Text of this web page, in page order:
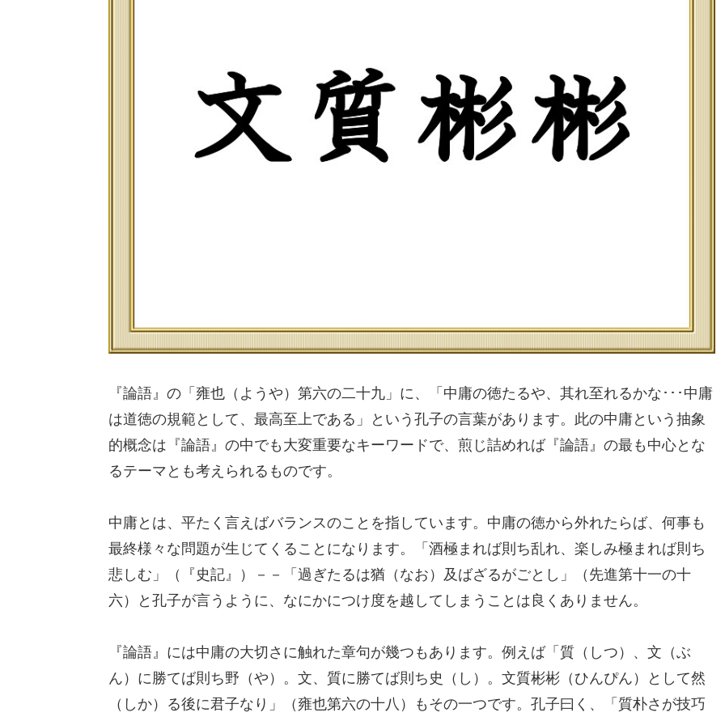
『論語』の「雍也（ようや）第六の二十九」に、「中庸の徳たるや、其れ至れるかな･･･中庸
は道徳の規範として、最高至上である」という孔子の言葉があります。此の中庸という抽象
的概念は『論語』の中でも大変重要なキーワードで、煎じ詰めれば『論語』の最も中心とな
るテーマとも考えられるものです。
中庸とは、平たく言えばバランスのことを指しています。中庸の徳から外れたらば、何事も
最終様々な問題が生じてくることになります。「酒極まれば則ち乱れ、楽しみ極まれば則ち
悲しむ」（『史記』）－－「過ぎたるは猶（なお）及ばざるがごとし」（先進第十一の十
六）と孔子が言うように、なにかにつけ度を越してしまうことは良くありません。
『論語』には中庸の大切さに触れた章句が幾つもあります。例えば「質（しつ）、文（ぶ
ん）に勝てば則ち野（や）。文、質に勝てば則ち史（し）。文質彬彬（ひんぴん）として然
（しか）る後に君子なり」（雍也第六の十八）もその一つです。孔子曰く、「質朴さが技巧